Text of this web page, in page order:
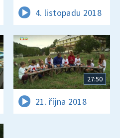
4. listopadu 2018
27:50
21. října 2018